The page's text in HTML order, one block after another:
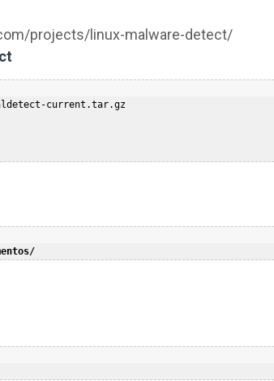
projects/linux-malware-detect/
current.tar.gz